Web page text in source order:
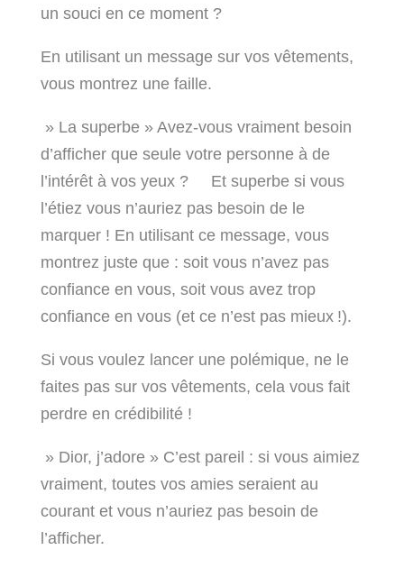
un souci en ce moment ?
En utilisant un message sur vos vêtements,
vous montrez une faille.
» La superbe » Avez-vous vraiment besoin
d’afficher que seule votre personne à de
l’intérêt à vos yeux ? Et superbe si vous
l’étiez vous n’auriez pas besoin de le
marquer ! En utilisant ce message, vous
montrez juste que : soit vous n’avez pas
confiance en vous, soit vous avez trop
confiance en vous (et ce n’est pas mieux !).
Si vous voulez lancer une polémique, ne le
faites pas sur vos vêtements, cela vous fait
perdre en crédibilité !
» Dior, j’adore » C’est pareil : si vous aimiez
vraiment, toutes vos amies seraient au
courant et vous n’auriez pas besoin de
l’afficher.